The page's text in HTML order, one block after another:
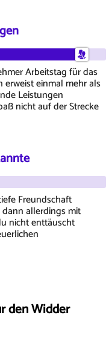
Arbeitstag für das
erweist einmal mehr als
Leistungen
nicht auf der Strecke
Freundschaft
allerdings mit
nicht enttäuscht
den Widder